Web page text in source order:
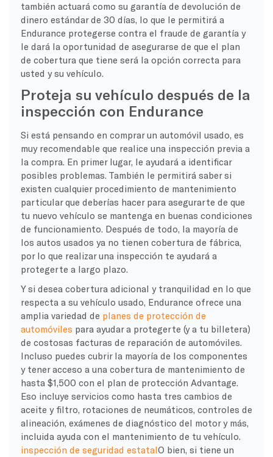
también actuará como su garantía de devolución de
dinero estándar de 30 días, lo que le permitirá a
Endurance protegerse contra el fraude de garantía y
le dará la oportunidad de asegurarse de que el plan
de cobertura que tiene será la opción correcta para
usted y su vehículo.
Proteja su vehículo después de la
inspección con Endurance
Si está pensando en comprar un automóvil usado, es
muy recomendable que realice una inspección previa a
la compra. En primer lugar, le ayudará a identificar
posibles problemas. También le permitirá saber si
existen cualquier procedimiento de mantenimiento
particularque deberías hacer para asegurarte de que
tu nuevo vehículo se mantenga en buenas condiciones
de funcionamiento. Después de todo, la mayoría de
los autos usados ya no tienen cobertura de fábrica,
por lo que realizar una inspección te ayudará a
protegerte a largo plazo.
Y si desea cobertura adicional y tranquilidad en lo que
respecta a su vehículo usado, Endurance ofrece una
amplia variedad de planes de protección de
automóviles para ayudar a protegerte (y a tu billetera)
de costosas facturas de reparación de automóviles.
Incluso puedes cubrir la mayoría de los componentes
y tener acceso a una cobertura de mantenimiento de
hasta $1,500 con el plan de protección Advantage.
Eso incluye servicios como hasta tres cambios de
aceite y filtro, rotaciones de neumáticos, controles de
alineación, exámenes de diagnóstico del motor y más,
incluida ayuda con el mantenimiento de tu vehículo.
inspección de seguridad estatalO bien, si tiene un